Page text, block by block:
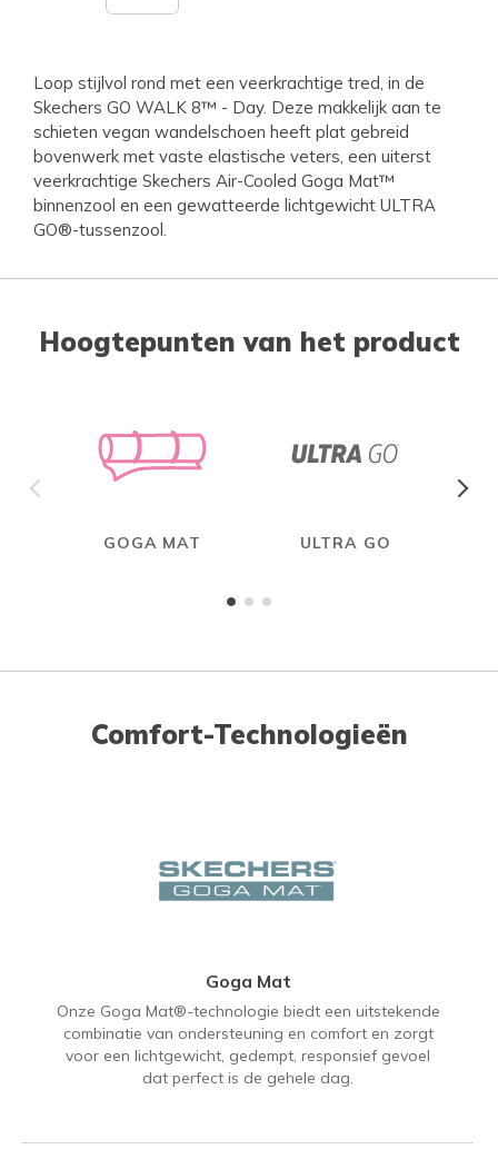
Loop stijlvol rond met een veerkrachtige tred, in de
Skechers GO WALK 8™ - Day. Deze makkelijk aan te
schieten vegan wandelschoen heeft plat gebreid
bovenwerk met vaste elastische veters, een uiterst
veerkrachtige Skechers Air-Cooled Goga Mat™
binnenzool en een gewatteerde lichtgewicht ULTRA
GO®-tussenzool.
Hoogtepunten van het product
GOGA MAT ULTRA GO
Comfort-Technologieën
Goga Mat
Onze Goga Mat®-technologie biedt een uitstekende
combinatie van ondersteuning en comfort en zorgt
voor een lichtgewicht, gedempt, responsief gevoel
dat perfect is de gehele dag.